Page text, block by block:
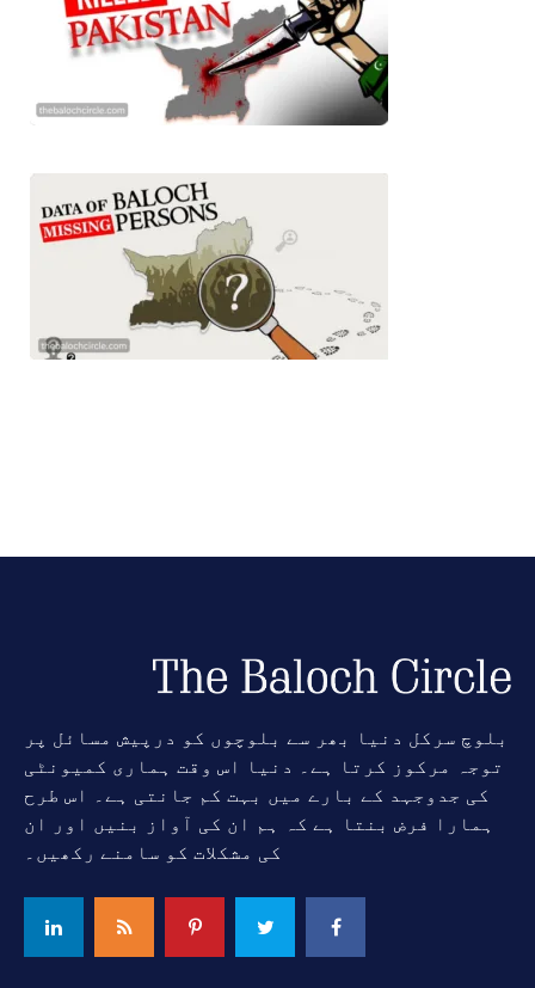
بلوچ سرکل دنیا بھر سے بلوچوں کو درپیش مسائل پر
توجہ مرکوز کرتا ہے۔ دنیا اس وقت ہماری کمیونٹی
کی جدوجہد کے بارے میں بہت کم جانتی ہے۔ اس طرح
ہمارا فرض بنتا ہے کہ ہم ان کی آواز بنیں اور ان
کی مشکلات کو سامنے رکھیں۔